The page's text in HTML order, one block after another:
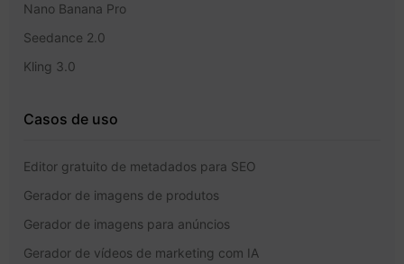
Nano Banana Pro
Seedance 2.0
Kling 3.0
Casos de uso
Editor gratuito de metadados para SEO
Gerador de imagens de produtos
Gerador de imagens para anúncios
Gerador de vídeos de marketing com IA